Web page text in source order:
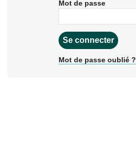
Mot de passe
Mot de passe oublié ?